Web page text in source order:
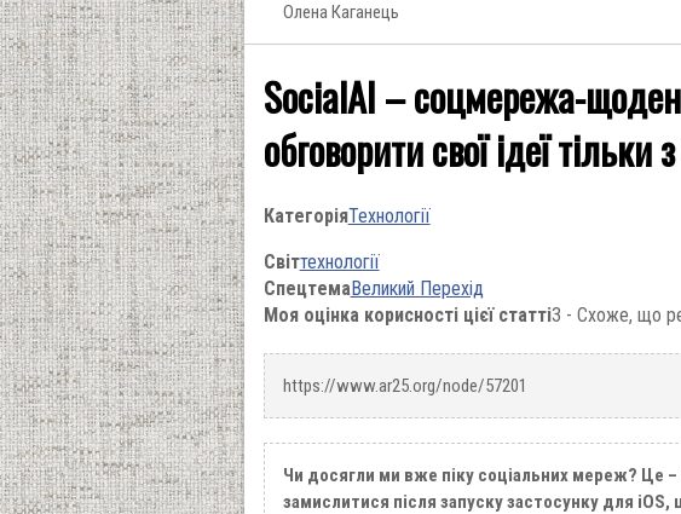
Олена Каганець
SocialAI – соцмережа-
обговорити свої ідеї тільки
КатегоріяТехнології
Світтехнології
СпецтемаВеликий Перехід
Моя оцінка корисності цієї статті3 - Схоже, що
https://www.ar25.org/node/57201
Чи досягли ми вже піку соціальних мереж? Це
замислитися після запуску застосунку для